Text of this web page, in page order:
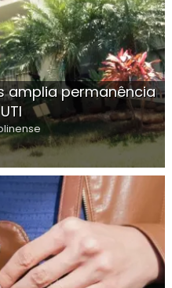
amplia permanência